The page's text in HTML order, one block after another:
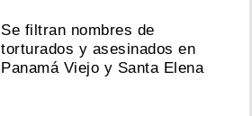
Se filtran nombres de
torturados y asesinados en
Panamá Viejo y Santa Elena